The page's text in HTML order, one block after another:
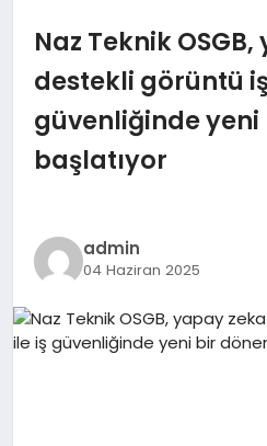
MAGAZIN
DÜNYA
EKONOMI
SIYASET
Naz Teknik
destekli görüntü
güvenliğinde
başlatıyor
admin
04 Haziran 2025